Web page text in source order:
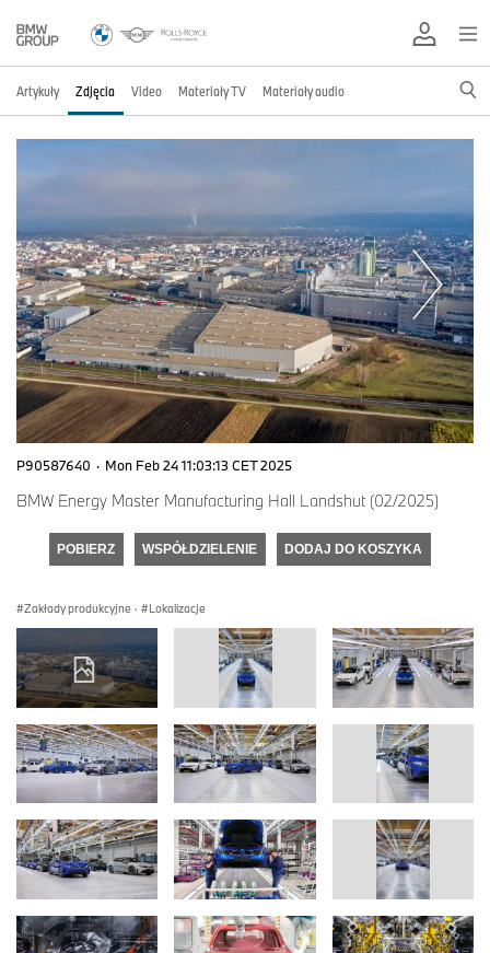
Artykuły Zdjęcia Video Materiały TV Materiały audio
P90587640 · Mon Feb 24 11:03:13 CET 2025
BMW Energy Master Manufacturing Hall Landshut (02/2025)
POBIERZ WSPÓŁDZIELENIE DODAJ DO KOSZYKA
Zakłady produkcyjne · Lokalizacje